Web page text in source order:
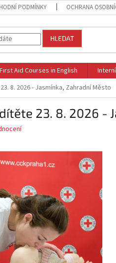
PODMÍNKY OCHRANA
HLEDAT
First Aid Courses in English
Interní
8. 2026 - Jasmínka, Zahradní Město
23. 8. 2026 -